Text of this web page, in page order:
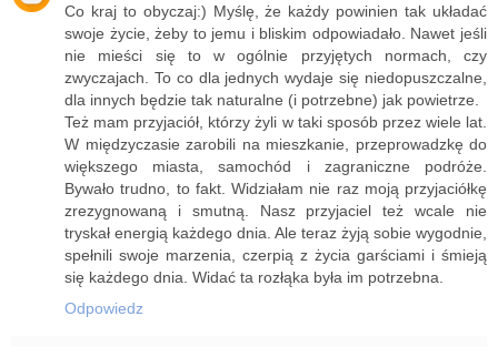
Co kraj to obyczaj:) Myślę, że każdy powinien tak układać
swoje życie, żeby to jemu i bliskim odpowiadało. Nawet jeśli
nie mieści się to w ogólnie przyjętych normach, czy
zwyczajach. To co dla jednych wydaje się niedopuszczalne,
dla innych będzie tak naturalne (i potrzebne) jak powietrze.
Też mam przyjaciół, którzy żyli w taki sposób przez wiele lat.
W międzyczasie zarobili na mieszkanie, przeprowadzkę do
większego miasta, samochód i zagraniczne podróże.
Bywało trudno, to fakt. Widziałam nie raz moją przyjaciółkę
zrezygnowaną i smutną. Nasz przyjaciel też wcale nie
tryskał energią każdego dnia. Ale teraz żyją sobie wygodnie,
spełnili swoje marzenia, czerpią z życia garściami i śmieją
się każdego dnia. Widać ta rozłąka była im potrzebna.
Odpowiedz